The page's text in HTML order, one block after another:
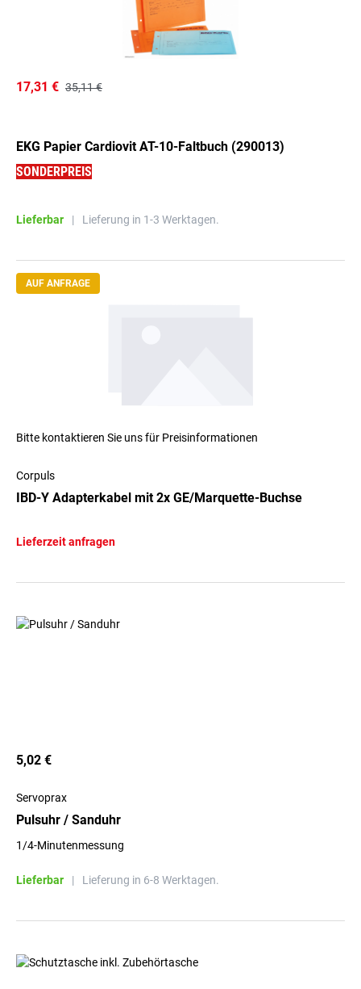
17,31 € 35,11 €
EKG Papier Cardiovit AT-10-Faltbuch (290013)
SONDERPREIS
Lieferbar | Lieferung in 1-3 Werktagen.
AUF ANFRAGE
Bitte kontaktieren Sie uns für Preisinformationen
Corpuls
IBD-Y Adapterkabel mit 2x GE/Marquette-Buchse
Lieferzeit anfragen
5,02 €
Servoprax
Pulsuhr / Sanduhr
1/4-Minutenmessung
Lieferbar | Lieferung in 6-8 Werktagen.